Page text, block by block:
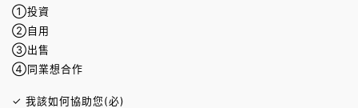
①投資
②自用
③出售
④同業想合作
✓ 我該如何協助您(必)